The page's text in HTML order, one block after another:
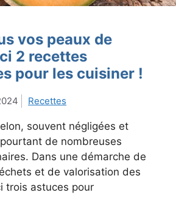
vos peaux de
2 recettes
pour les cuisiner !
Recettes
souvent négligées et
de nombreuses
Dans une démarche de
et de valorisation des
trois astuces pour